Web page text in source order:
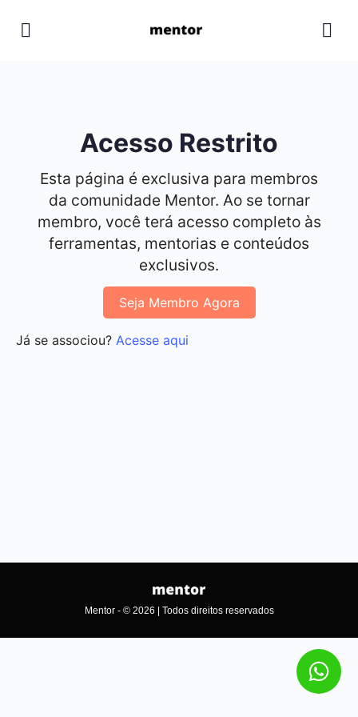
Acesso Restrito
Esta página é exclusiva para membros
da comunidade Mentor. Ao se tornar
membro, você terá acesso completo às
ferramentas, mentorias e conteúdos
exclusivos.
Seja Membro Agora
Já se associou? Acesse aqui
Mentor - © 2026 | Todos direitos reservados